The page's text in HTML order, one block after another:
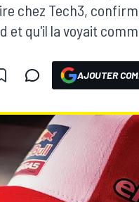
chez Tech3,
qu'il la voyait
AJOUTER